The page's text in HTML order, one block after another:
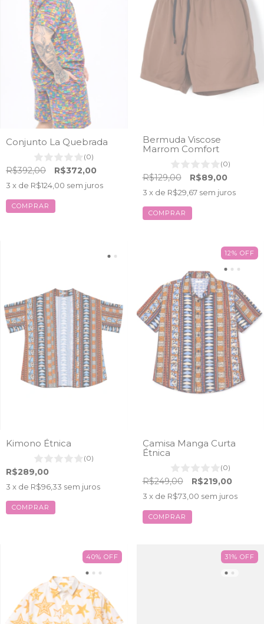
Conjunto La Quebrada
(0)
R$392,00 R$372,00
3 x de R$124,00 sem juros
COMPRAR
Bermuda Viscose
Marrom Comfort
(0)
R$129,00 R$89,00
3 x de R$29,67 sem juros
COMPRAR
Kimono Étnica
(0)
R$289,00
3 x de R$96,33 sem juros
COMPRAR
12% OFF
Camisa Manga Curta
Étnica
(0)
R$249,00 R$219,00
3 x de R$73,00 sem juros
COMPRAR
40% OFF 31% OFF